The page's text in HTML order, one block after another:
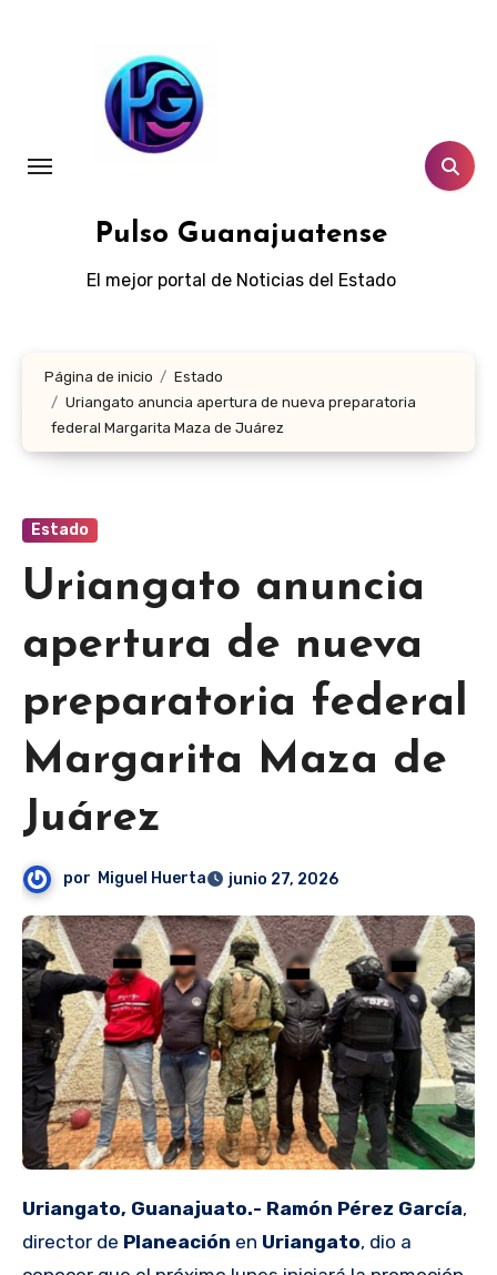
Pulso Guanajuatense
El mejor portal de Noticias del Estado
Página de inicio
Estado
Uriangato anuncia apertura de nueva preparatoria
federal Margarita Maza de Juárez
Estado
Uriangato anuncia
apertura de nueva
preparatoria federal
Margarita Maza de
Juárez
por Miguel Huerta junio 27, 2026
Uriangato, Guanajuato.- Ramón Pérez García,
director de Planeación en Uriangato, dio a